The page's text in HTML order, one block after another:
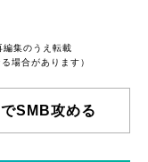
集のうえ転載
場合があります）
SMB攻める